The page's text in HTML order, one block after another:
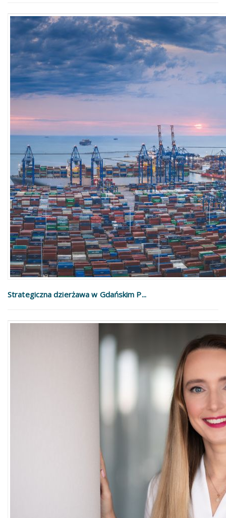
Strategiczna dzierżawa w Gdańskim P...